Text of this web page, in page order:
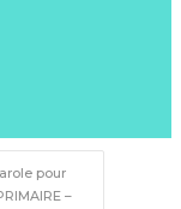
pour
–